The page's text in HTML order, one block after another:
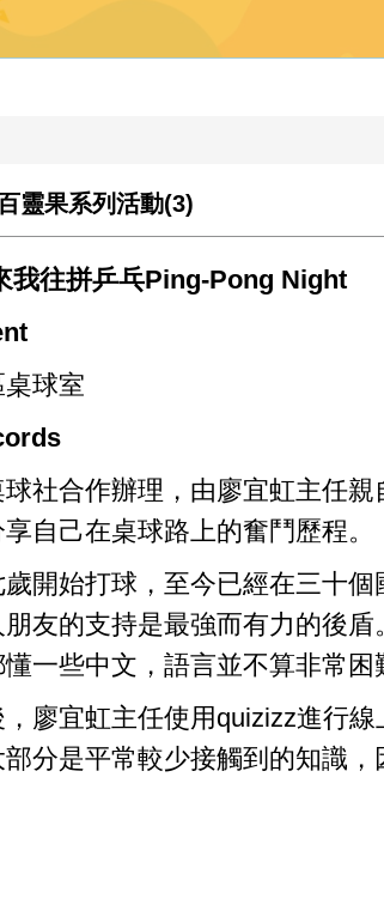
靈果系列活動(3)
我往拼乒乓Ping-Pong Night
球室
社合作辦理，由廖宜虹主任
自己在桌球路上的奮鬥歷程。
始打球，至今已經在三十個
友的支持是最強而有力的後
一些中文，語言並不算非常困
宜虹主任使用quizizz進行線
分是平常較少接觸到的知識，